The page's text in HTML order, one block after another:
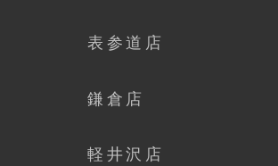
表参道店
鎌倉店
軽井沢店